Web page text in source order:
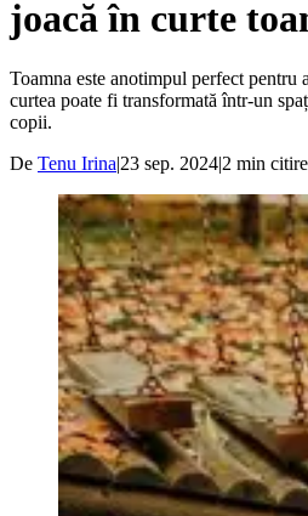
joacă în curte
Toamna este anotimpul perfect pentru
curtea poate fi transformată într-un
copii.
De Tenu Irina|23 sep. 2024|2 min citire